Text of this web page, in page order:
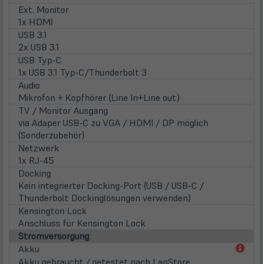
Ext. Monitor
1x HDMI
USB 3.1
2x USB 3.1
USB Typ-C
1x USB 3.1 Typ-C/Thunderbolt 3
Audio
Mikrofon + Kopfhörer (Line In+Line out)
TV / Monitor Ausgang
via Adaper USB-C zu VGA / HDMI / DP möglich
(Sonderzubehör)
Netzwerk
1x RJ-45
Docking
Kein integrierter Docking-Port (USB / USB-C /
Thunderbolt Dockinglösungen verwenden)
Kensington Lock
Anschluss für Kensington Lock
Stromversorgung
Akku